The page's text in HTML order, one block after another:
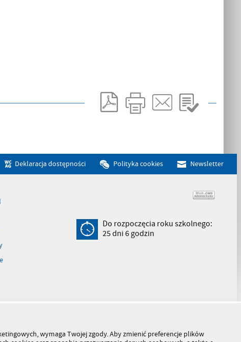
Deklaracja dostępności Polityka cookies Newsletter
Do rozpoczęcia roku szkolnego:
25dni6 godzin
wymaga Twojej zgody. Aby zmienić preferencje plików